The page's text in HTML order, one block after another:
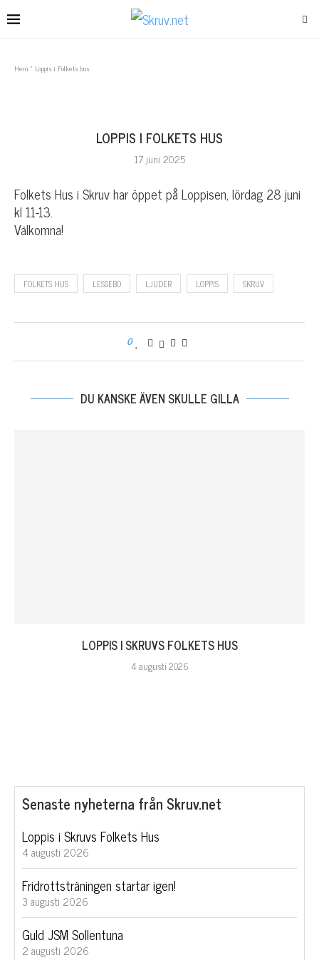
Hem» Loppis i Folkets hus
LOPPIS I FOLKETS HUS
17 juni 2025
Folkets Hus i Skruv har öppet på Loppisen, lördag 28 juni
kl 11-13.
Välkomna!
FOLKETS HUS LESSEBO LJUDER LOPPIS SKRUV
0
DU KANSKE ÄVEN SKULLE GILLA
LOPPIS I SKRUVS FOLKETS HUS
4 augusti 2026
Senaste nyheterna från Skruv.net
Loppis i Skruvs Folkets Hus
4 augusti 2026
Fridrottsträningen startar igen!
3 augusti 2026
Guld JSM Sollentuna
2 augusti 2026